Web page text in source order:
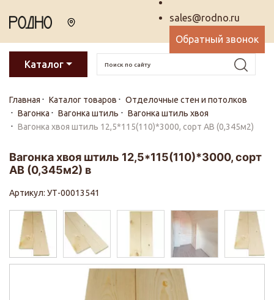
sales@rodno.ru
Обратный звонок
Каталог
Главная Каталог товаров
Отделочные стен и потолков
Вагонка
Вагонка штиль
Вагонка штиль хвоя
Вагонка хвоя штиль 12,5*115(110)*3000, сорт АВ (0,345м2)
Вагонка хвоя штиль 12,5*115(110)*3000, сорт
АВ (0,345м2) в
Артикул: УТ-00013541